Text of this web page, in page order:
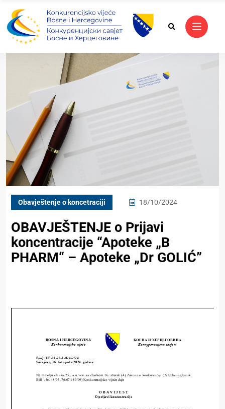
Obavještenje o koncetraciji 18/10/2024
OBAVJEŠTENJE o Prijavi
koncentracije “Apoteke „B
PHARM“ – Apoteke „Dr GOLIĆ”